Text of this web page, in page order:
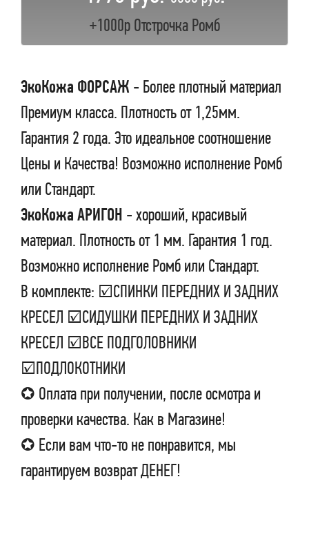
+1000р Отстрочка Ромб
ЭкоКожа ФОРСАЖ - Более плотный материал
Премиум класса. Плотность от 1,25мм.
Гарантия 2 года. Это идеальное соотношение
Цены и Качества! Возможно исполнение Ромб
или Стандарт.
ЭкоКожа АРИГОН - хороший, красивый
материал. Плотность от 1 мм. Гарантия 1 год.
Возможно исполнение Ромб или Стандарт.
В комплекте: ☑СПИНКИ ПЕРЕДНИХ И ЗАДНИХ
КРЕСЕЛ ☑СИДУШКИ ПЕРЕДНИХ И ЗАДНИХ
КРЕСЕЛ ☑ВСЕ ПОДГОЛОВНИКИ
☑ПОДЛОКОТНИКИ
✪ Оплата при получении, после осмотра и
проверки качества. Как в Магазине!
✪ Если вам что-то не понравится, мы
гарантируем возврат ДЕНЕГ!